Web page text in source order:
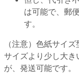
は可能で、郵
す。
（注意）色紙サイ
サイズより少し大
が、発送可能です。